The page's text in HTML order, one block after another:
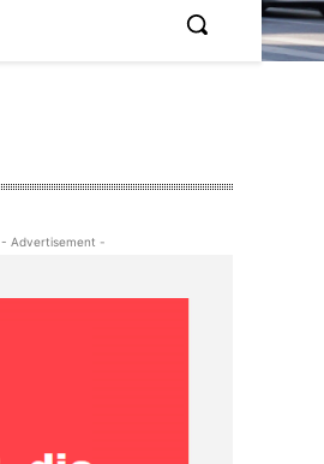
- Advertisement -